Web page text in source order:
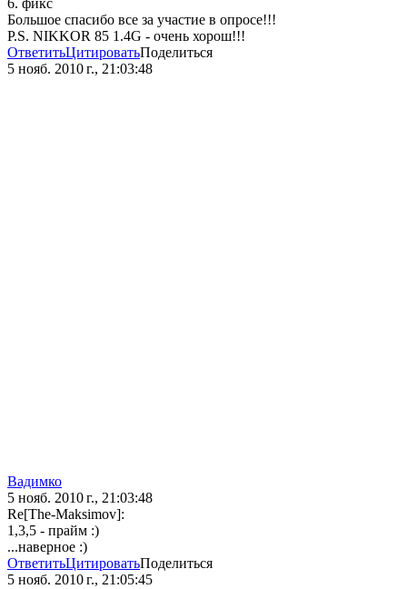
6. фикс
Большое спасибо все за участие в опросе!!!
P.S. NIKKOR 85 1.4G - очень хорош!!!
ОтветитьЦитироватьПоделиться
5 нояб. 2010 г., 21:03:48
Вадимко
5 нояб. 2010 г., 21:03:48
Re[The-Maksimov]:
1,3,5 - прайм :)
...наверное :)
ОтветитьЦитироватьПоделиться
5 нояб. 2010 г., 21:05:45